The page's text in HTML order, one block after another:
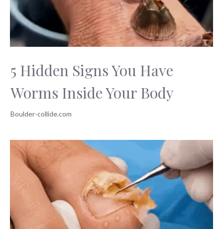
5 Hidden Signs You Have
Worms Inside Your Body